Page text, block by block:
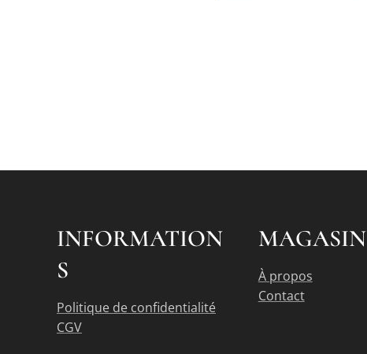
INFORMATION
S
Politique de confidentialité
CGV
MAGASIN
À propos
Contact